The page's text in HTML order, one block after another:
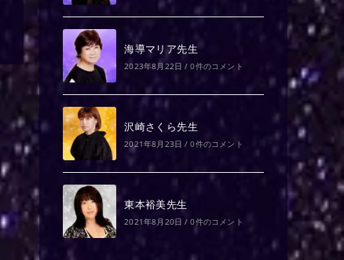
海導マリア先生
2023年8月22日 / 0件のコメント
沢崎さくら先生
2021年8月23日 / 0件のコメント
東本裕美先生
2021年8月20日 / 0件のコメント